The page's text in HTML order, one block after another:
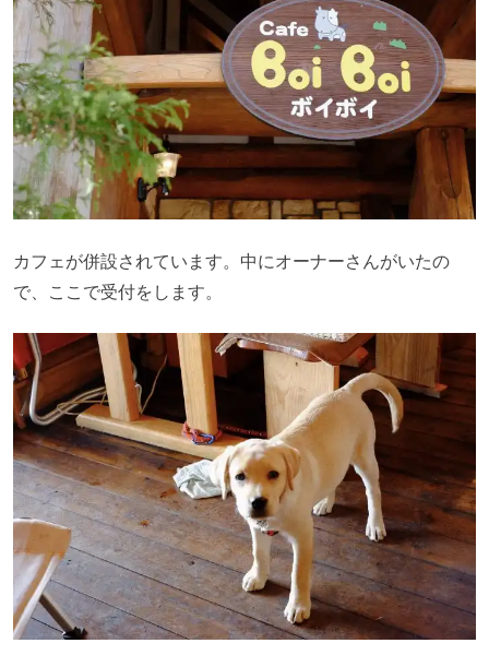
カフェが併設されています。中にオーナーさんがいたの
で、ここで受付をします。